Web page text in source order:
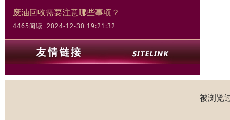
废油回收需要注意哪些事项？
4465阅读 2024-12-30 19:21:32
被浏览